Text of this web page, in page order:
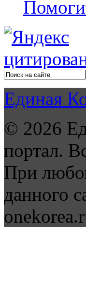
Единая
© 2026
портал.
При
данного